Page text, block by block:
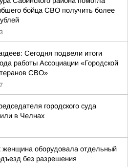
бойца СВО получить более
Сегодня подвели итоги
работы Ассоциации «Городской
СВО»
городского суда
в Челнах
женщина оборудовала отдельный
без разрешения